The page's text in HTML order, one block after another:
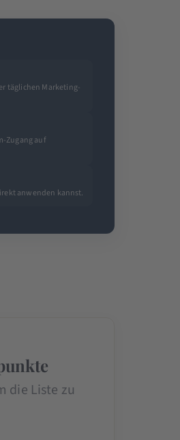
täglichen Marketing-
Zugang auf
anwenden kannst.
die Liste zu